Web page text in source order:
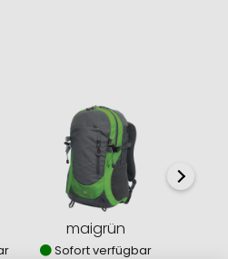
maigrün
Sofort verfügbar